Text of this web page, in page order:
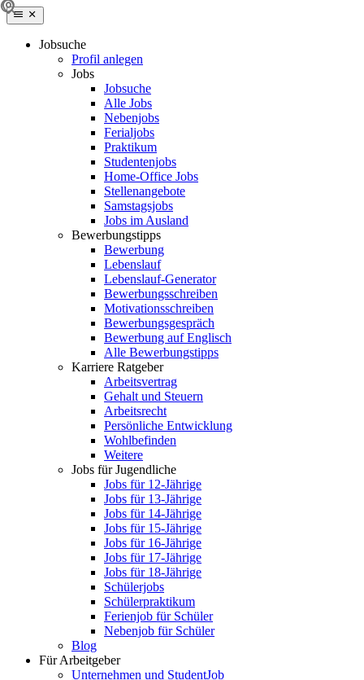
Jobsuche
Profil anlegen
Jobs
Jobsuche
Alle Jobs
Nebenjobs
Ferialjobs
Praktikum
Studentenjobs
Home-Office Jobs
Stellenangebote
Samstagsjobs
Jobs im Ausland
Bewerbungstipps
Bewerbung
Lebenslauf
Lebenslauf-Generator
Bewerbungsschreiben
Motivationsschreiben
Bewerbungsgespräch
Bewerbung auf Englisch
Alle Bewerbungstipps
Karriere Ratgeber
Arbeitsvertrag
Gehalt und Steuern
Arbeitsrecht
Persönliche Entwicklung
Wohlbefinden
Weitere
Jobs für Jugendliche
Jobs für 12-Jährige
Jobs für 13-Jährige
Jobs für 14-Jährige
Jobs für 15-Jährige
Jobs für 16-Jährige
Jobs für 17-Jährige
Jobs für 18-Jährige
Schülerjobs
Schülerpraktikum
Ferienjob für Schüler
Nebenjob für Schüler
Blog
Für Arbeitgeber
Unternehmen und StudentJob